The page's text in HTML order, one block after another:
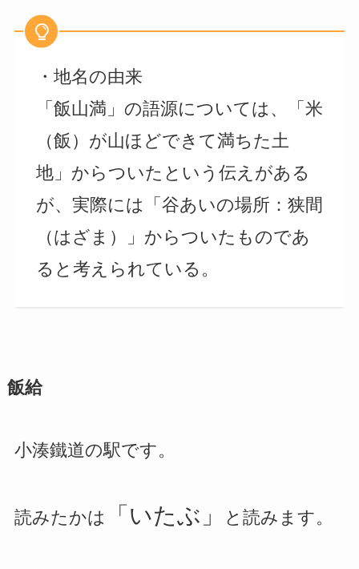
・地名の由来
「飯山満」の語源については、「米
（飯）が山ほどできて満ちた土
地」からついたという伝えがある
が、実際には「谷あいの場所：狭間
（はざま）」からついたものであ
ると考えられている。
飯給
小湊鐵道の駅です。
読みたかは 「いたぶ」 と読みます。